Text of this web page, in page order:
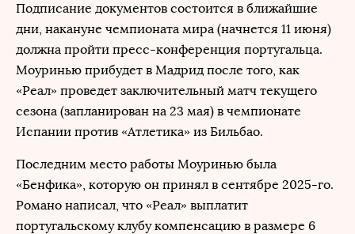
Подписание документов состоится в ближайшие
дни, накануне чемпионата мира (начнется 11 июня)
должна пройти пресс-конференция португальца.
Моуринью прибудет в Мадрид после того, как
«Реал» проведет заключительный матч текущего
сезона (запланирован на 23 мая) в чемпионате
Испании против «Атлетика» из Бильбао.
Последним место работы Моуринью была
«Бенфика», которую он принял в сентябре 2025-го.
Романо написал, что «Реал» выплатит
португальскому клубу компенсацию в размере 6